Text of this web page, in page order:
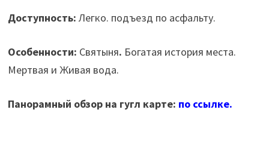
Доступность: Легко. подъезд по асфальту.
Особенности: Святыня. Богатая история места.
Мертвая и Живая вода.
Панорамный обзор на гугл карте: по ссылке.